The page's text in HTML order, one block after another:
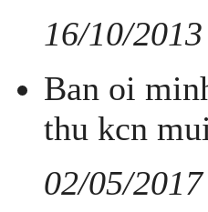
16/10/
Ban oi
thu kcn
02/05/